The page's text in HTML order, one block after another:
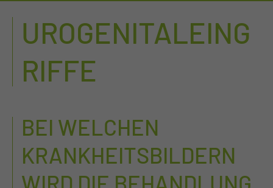
UROGENITALEING
RIFFE
BEI WELCHEN
KRANKHEITSBILDERN